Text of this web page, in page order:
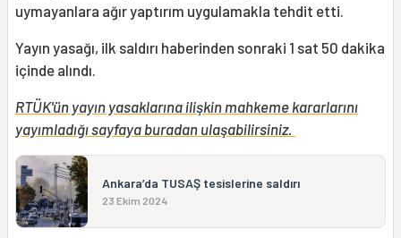
uymayanlara ağır yaptırım uygulamakla tehdit etti.
Yayın yasağı, ilk saldırı haberinden sonraki 1 sat 50 dakika
içinde alındı.
RTÜK'ün yayın yasaklarına ilişkin mahkeme kararlarını
yayımladığı sayfaya buradan ulaşabilirsiniz.
Ankara’da TUSAŞ tesislerine saldırı
23 Ekim 2024